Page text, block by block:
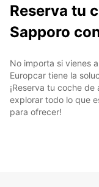
Reserva tu
Sapporo
No importa si vienes
Europcar tiene la
¡Reserva tu coche
explorar todo lo que
para ofrecer!